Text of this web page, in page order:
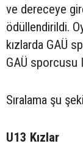
ve dereceye
ödüllendirildi.
kızlarda GAÜ
GAÜ sporcusu
Sıralama şu
U13 Kızlar